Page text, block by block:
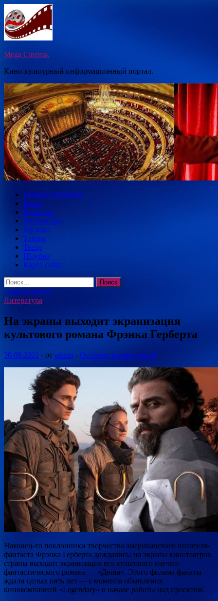
Перейти
к
содержимому
Mega Cinema.
Кино-культурный информационный портал.
Главная страница
Кино
Культура
Литература
Музыка
Танцы
Театр
Шоубиз
Карта сайта
Найти:
Главное меню
Литература
На экраны выходит экранизация
культового романа Фрэнка Герберта
30.09.2021 - от admin - Оставьте комментарий
Наконец-то поклонники творчества американского писателя-
фантаста Фрэнка Герберта дождались: на экраны кинотеатров
страны выходит экранизация его культового научно-
фантастического романа — «Дюна». Этого фильма фанаты
ждали целых пять лет — с момента объявления
кинокомпанией «Legendary» о начале работы над проектом.